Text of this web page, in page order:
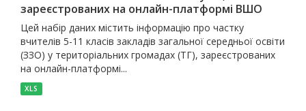
зареєстрованих на онлайн-платформі ВШО
Цей набір даних містить інформацію про частку
вчителів 5-11 класів закладів загальної середньої освіти
(ЗЗО) у територіальних громадах (ТГ), зареєстрованих
на онлайн-платформі...
XLS